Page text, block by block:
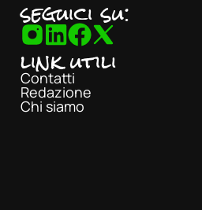
seguici su:
link utili
Contatti
Redazione
Chi siamo